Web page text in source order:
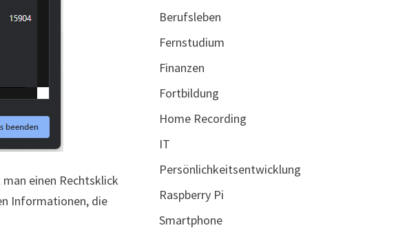
einen Rechtsklick
Informationen, die
Berufsleben
Fernstudium
Finanzen
Fortbildung
Home Recording
IT
Persönlichkeitsentwicklung
Raspberry Pi
Smartphone